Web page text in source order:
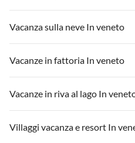
Vacanza sulla neve In veneto
Vacanze in fattoria In veneto
Vacanze in riva al lago In
Villaggi vacanza e resort In